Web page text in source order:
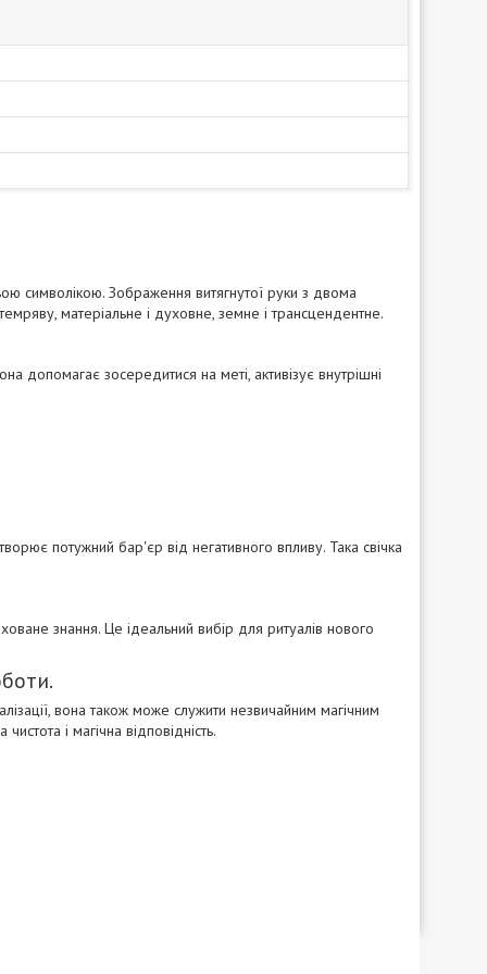
символікою. Зображення витягнутої руки з двома
матеріальне і духовне, земне і трансцендентне.
допомагає зосередитися на меті, активізує внутрішні
потужний бар'єр від негативного впливу. Така свічка
знання. Це ідеальний вибір для ритуалів нового
вона також може служити незвичайним магічним
і магічна відповідність.